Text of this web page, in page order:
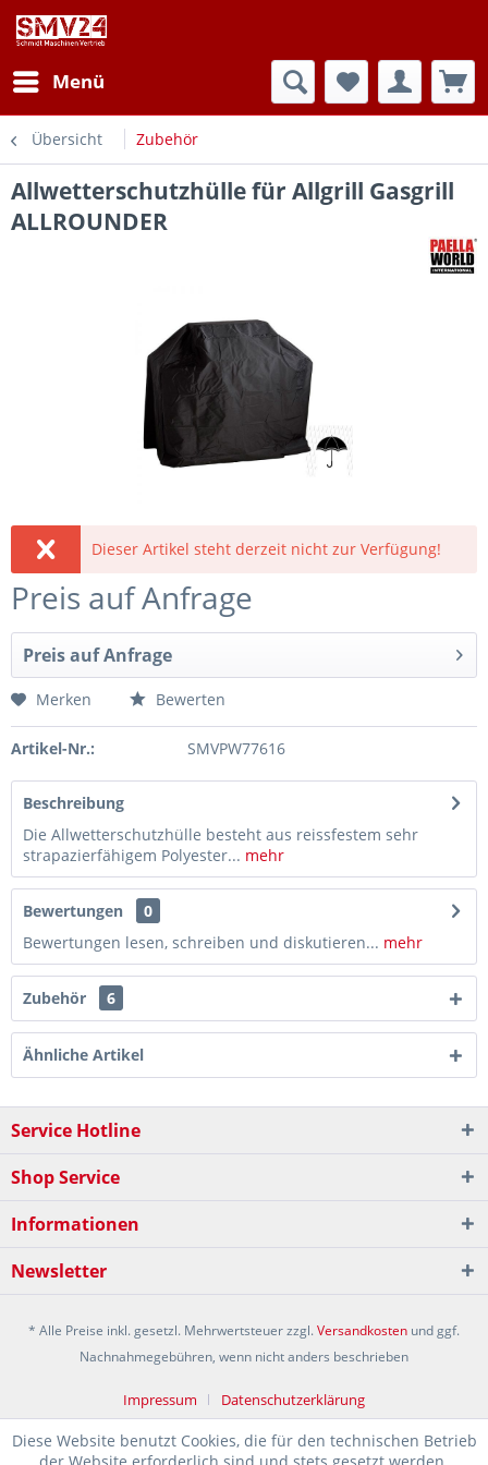
Menü
Übersicht Zubehör
Allwetterschutzhülle für Allgrill Gasgrill
ALLROUNDER
Dieser Artikel steht derzeit nicht zur Verfügung!
Preis auf Anfrage
Preis auf Anfrage
Merken Bewerten
Artikel-Nr.: SMVPW77616
Beschreibung
Die Allwetterschutzhülle besteht aus reissfestem sehr
strapazierfähigem Polyester... mehr
Bewertungen
0
Bewertungen lesen, schreiben und diskutieren... mehr
Zubehör 6
Ähnliche Artikel
Service Hotline
Shop Service
Informationen
Newsletter
* Alle Preise inkl. gesetzl. Mehrwertsteuer zzgl.Versandkosten und ggf.
Nachnahmegebühren, wenn nicht anders beschrieben
Impressum Datenschutzerklärung
Diese Website benutzt Cookies, die für den technischen Betrieb